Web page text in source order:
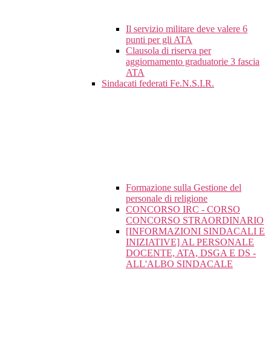
Il servizio militare deve valere 6
punti per gli ATA
Clausola di riserva per
aggiornamento graduatorie 3 fascia
ATA
Sindacati federati Fe.N.S.I.R.
Formazione sulla Gestione del
personale di religione
CONCORSO IRC - CORSO
CONCORSO STRAORDINARIO
[INFORMAZIONI SINDACALI E
INIZIATIVE] AL PERSONALE
DOCENTE, ATA, DSGA E DS -
ALL'ALBO SINDACALE